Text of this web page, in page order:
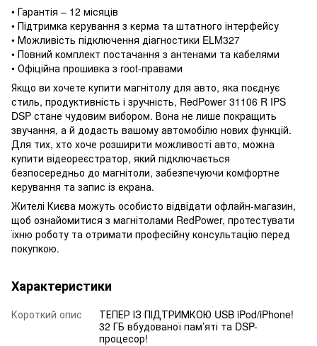
• Гарантія – 12 місяців
• Підтримка керування з керма та штатного інтерфейсу
• Можливість підключення діагностики ELM327
• Повний комплект постачання з антенами та кабелями
• Офіційна прошивка з root-правами
Якщо ви хочете купити магнітолу для авто, яка поєднує
стиль, продуктивність і зручність, RedPower 31106 R IPS
DSP стане чудовим вибором. Вона не лише покращить
звучання, а й додасть вашому автомобілю нових функцій.
Для тих, хто хоче розширити можливості авто, можна
купити відеореєстратор, який підключається
безпосередньо до магнітоли, забезпечуючи комфортне
керування та запис із екрана.
Жителі Києва можуть особисто відвідати офлайн-магазин,
щоб ознайомитися з магнітолами RedPower, протестувати
їхню роботу та отримати професійну консультацію перед
покупкою.
Характеристики
Короткий опис
ТЕПЕР ІЗ ПІДТРИМКОЮ USB iPod/iPhone!
32 ГБ вбудованої пам’яті та DSP-
процесор!